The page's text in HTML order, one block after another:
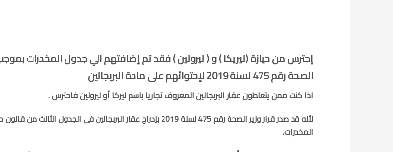
إحترس من حيازة (ليريكا ) و ( ليرولين ) فقد تم إضافتهم الي جدول المخدرات بموجب
الصحة رقم 475 لسنة 2019 لإحتوائهم على مادة البربجالين
اذا كنت ممن يتعاطون عقار البربجالين المعروف تجاريا باسم ليركا أو ليرولين فاحترس .
لأنه قد صدر قرار وزير الصحة رقم 475 لسنة 2019 بإدراج عقار البربجالين فى الجدول الثالث
المخدرات.